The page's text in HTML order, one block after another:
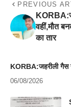
PREVIOUS
वहीं,मौत
का तार
KORBA:जहरीली गैस
06/08/2026